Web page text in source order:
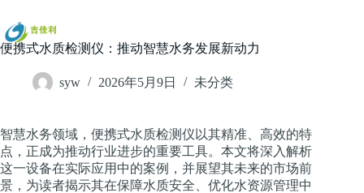
过
内
容
便携式水质检测仪：推动智慧水务发展新动力
syw 2026年5月9日 未分类
智慧水务领域，便携式水质检测仪以其精准、高效的特
点，正成为推动行业进步的重要工具。本文将深入解析
这一设备在实际应用中的案例，并展望其未来的市场前
景，为读者揭示其在保障水质安全、优化水资源管理中